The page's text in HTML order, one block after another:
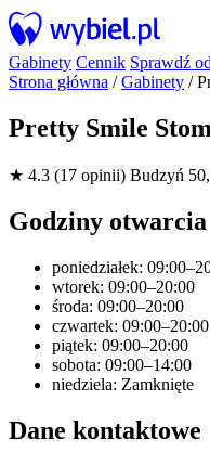
Gabinety Cennik Sprawdź
Strona główna /Gabinety /
Pretty Smile
★ 4.3 (17 opinii) Budzyń
Godziny otwarcia
poniedziałek:
wtorek: 09:00–20:00
środa: 09:00–20:00
czwartek: 09:00–20:00
piątek: 09:00–20:00
sobota: 09:00–14:00
niedziela: Zamknięte
Dane kontaktowe